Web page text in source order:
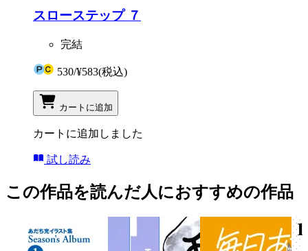
スローステップ ７
完結
530/¥583(税込)
カートに追加
カートに追加しました
試し読み
この作品を読んだ人におすすめの作品